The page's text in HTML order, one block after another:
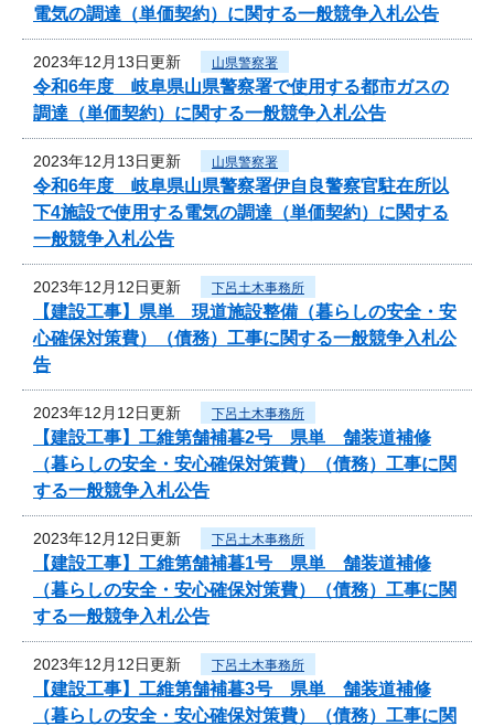
電気の調達（単価契約）に関する一般競争入札公告
2023年12月13日更新 山県警察署
令和6年度 岐阜県山県警察署で使用する都市ガスの
調達（単価契約）に関する一般競争入札公告
2023年12月13日更新 山県警察署
令和6年度 岐阜県山県警察署伊自良警察官駐在所以
下4施設で使用する電気の調達（単価契約）に関する
一般競争入札公告
2023年12月12日更新 下呂土木事務所
【建設工事】県単 現道施設整備（暮らしの安全・安
心確保対策費）（債務）工事に関する一般競争入札公
告
2023年12月12日更新 下呂土木事務所
【建設工事】工維第舗補暮2号 県単 舗装道補修
（暮らしの安全・安心確保対策費）（債務）工事に関
する一般競争入札公告
2023年12月12日更新 下呂土木事務所
【建設工事】工維第舗補暮1号 県単 舗装道補修
（暮らしの安全・安心確保対策費）（債務）工事に関
する一般競争入札公告
2023年12月12日更新 下呂土木事務所
【建設工事】工維第舗補暮3号 県単 舗装道補修
（暮らしの安全・安心確保対策費）（債務）工事に関